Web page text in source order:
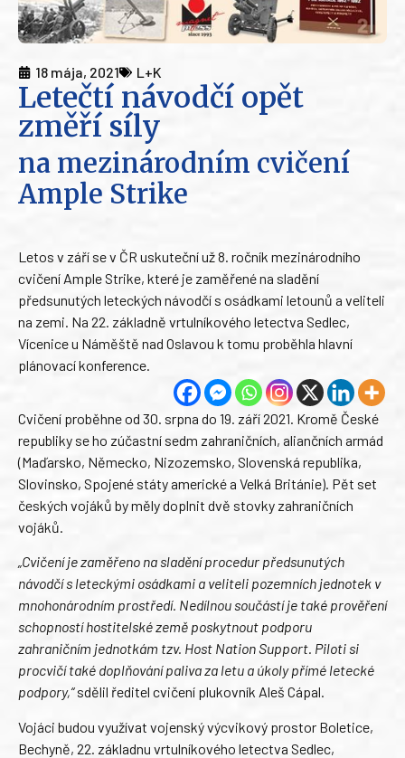
18 mája, 2021 L+K
Letečtí návodčí opět
změří síly
na mezinárodním cvičení
Ample Strike
Letos v září se v ČR uskuteční už 8. ročník mezinárodního
cvičení Ample Strike, které je zaměřené na sladění
předsunutých leteckých návodčí s osádkami letounů a veliteli
na zemi. Na 22. základně vrtulníkového letectva Sedlec,
Vícenice u Náměště nad Oslavou k tomu proběhla hlavní
plánovací konference.
Cvičení proběhne od 30. srpna do 19. září 2021. Kromě České
republiky se ho zúčastní sedm zahraničních, aliančních armád
(Maďarsko, Německo, Nizozemsko, Slovenská republika,
Slovinsko, Spojené státy americké a Velká Británie). Pět set
českých vojáků by měly doplnit dvě stovky zahraničních
vojáků.
„Cvičení je zaměřeno na sladění procedur předsunutých
návodčí s leteckými osádkami a veliteli pozemních jednotek v
mnohonárodním prostředí. Nedílnou součástí je také prověření
schopností hostitelské země poskytnout podporu
zahraničním jednotkám tzv. Host Nation Support. Piloti si
procvičí také doplňování paliva za letu a úkoly přímé letecké
podpory,“sdělil ředitel cvičení plukovník Aleš Cápal.
Vojáci budou využívat vojenský výcvikový prostor Boletice,
Bechyně, 22. základnu vrtulníkového letectva Sedlec,